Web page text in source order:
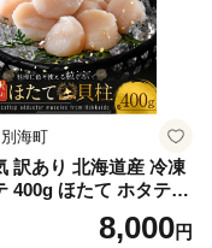
海町
訳あり 北海道産 冷凍
400g ほたて ホタテ
8,000円